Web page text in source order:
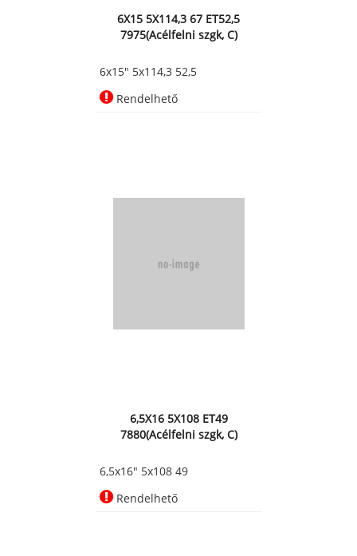
6X15 5X114,3 67 ET52,5
7975(Acélfelni szgk, C)
6x15" 5x114,3 52,5
Rendelhető
6,5X16 5X108 ET49
7880(Acélfelni szgk, C)
6,5x16" 5x108 49
Rendelhető